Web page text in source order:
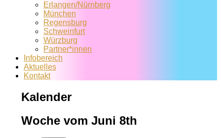
Erlangen/Nürnberg
München
Regensburg
Schweinfurt
Würzburg
Partner*innen
Infobereich
Aktuelles
Kontakt
Kalender
Woche vom Juni 8th